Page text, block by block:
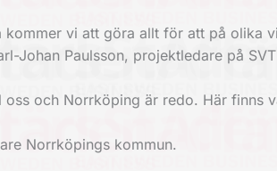
kommer vi att göra allt för att på olika
Johan Paulsson, projektledare på
och Norrköping är redo. Här finns
Norrköpings kommun.